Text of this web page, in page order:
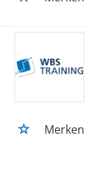
Merken